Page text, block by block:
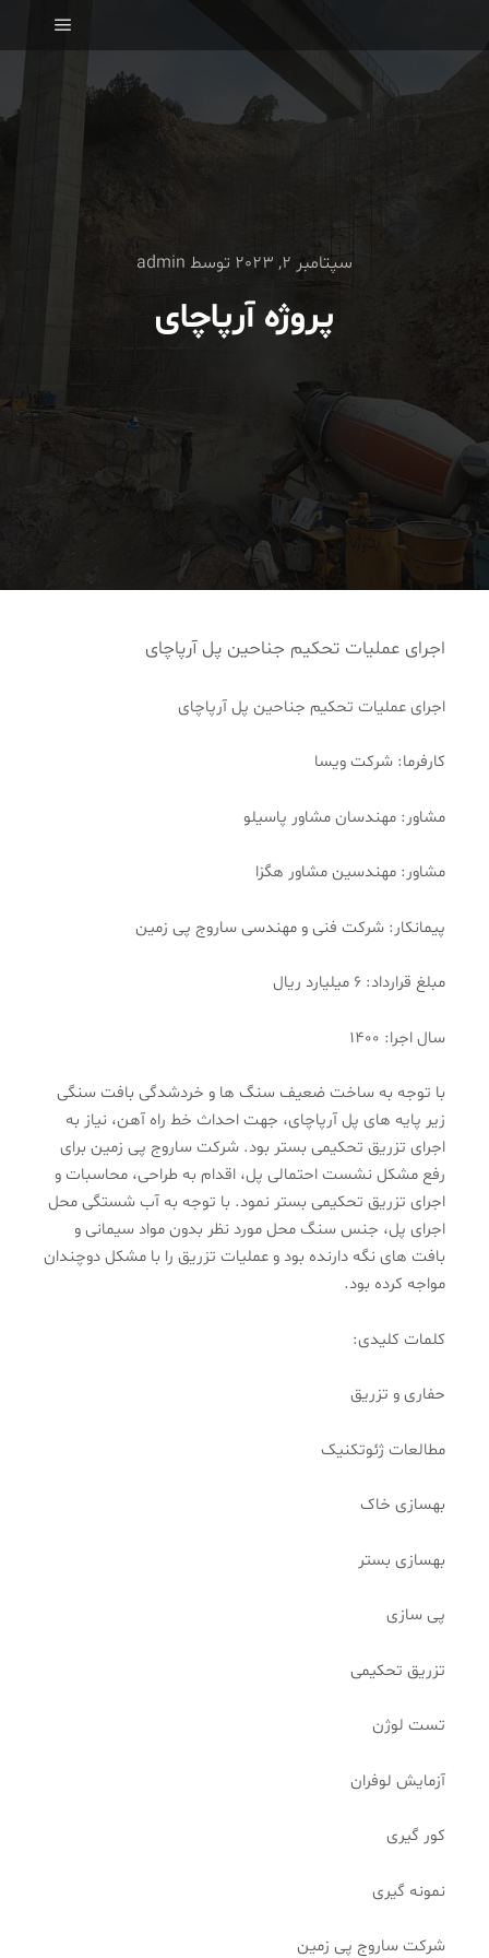
منوی
سپتامبر 2, 2023 توسط admin
پروژه آرپاچای
اجرای عملیات تحکیم جناحین پل آرپاچای
اجرای عملیات تحکیم جناحین پل آرپاچای
کارفرما: شرکت ویسا
مشاور: مهندسان مشاور پاسیلو
مشاور: مهندسین مشاور هگزا
پيمانکار: شرکت فنی و مهندسی ساروج پی زمين
مبلغ قرارداد: 6 میلیارد ریال
سال اجرا: 1400
با توجه به ساخت ضعیف سنگ ها و خردشدگی بافت سنگی
زیر پایه های پل آرپاچای، جهت احداث خط راه آهن، نیاز به
اجرای تزریق تحکیمی بستر بود. شرکت ساروج پی زمین برای
رفع مشکل نشست احتمالی پل، اقدام به طراحی، محاسبات و
اجرای تزریق تحکیمی بستر نمود. با توجه به آب شستگی محل
اجرای پل، جنس سنگ محل مورد نظر بدون مواد سیمانی و
بافت های نگه دارنده بود و عملیات تزریق را با مشکل دوچندان
مواجه کرده بود.
کلمات کلیدی:
حفاری و تزریق
مطالعات ژئوتکنیک
بهسازی خاک
بهسازی بستر
پی سازی
تزریق تحکیمی
تست لوژن
آزمایش لوفران
کور گیری
نمونه گیری
شرکت ساروج پی زمین